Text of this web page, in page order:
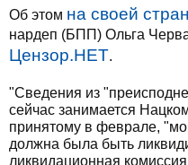
Об этом на своей
нардеп (БПП) Ольга
Цензор.НЕТ.
"Сведения из
сейчас занимается
принятому в феврале,
должна была быть
ликвидационная